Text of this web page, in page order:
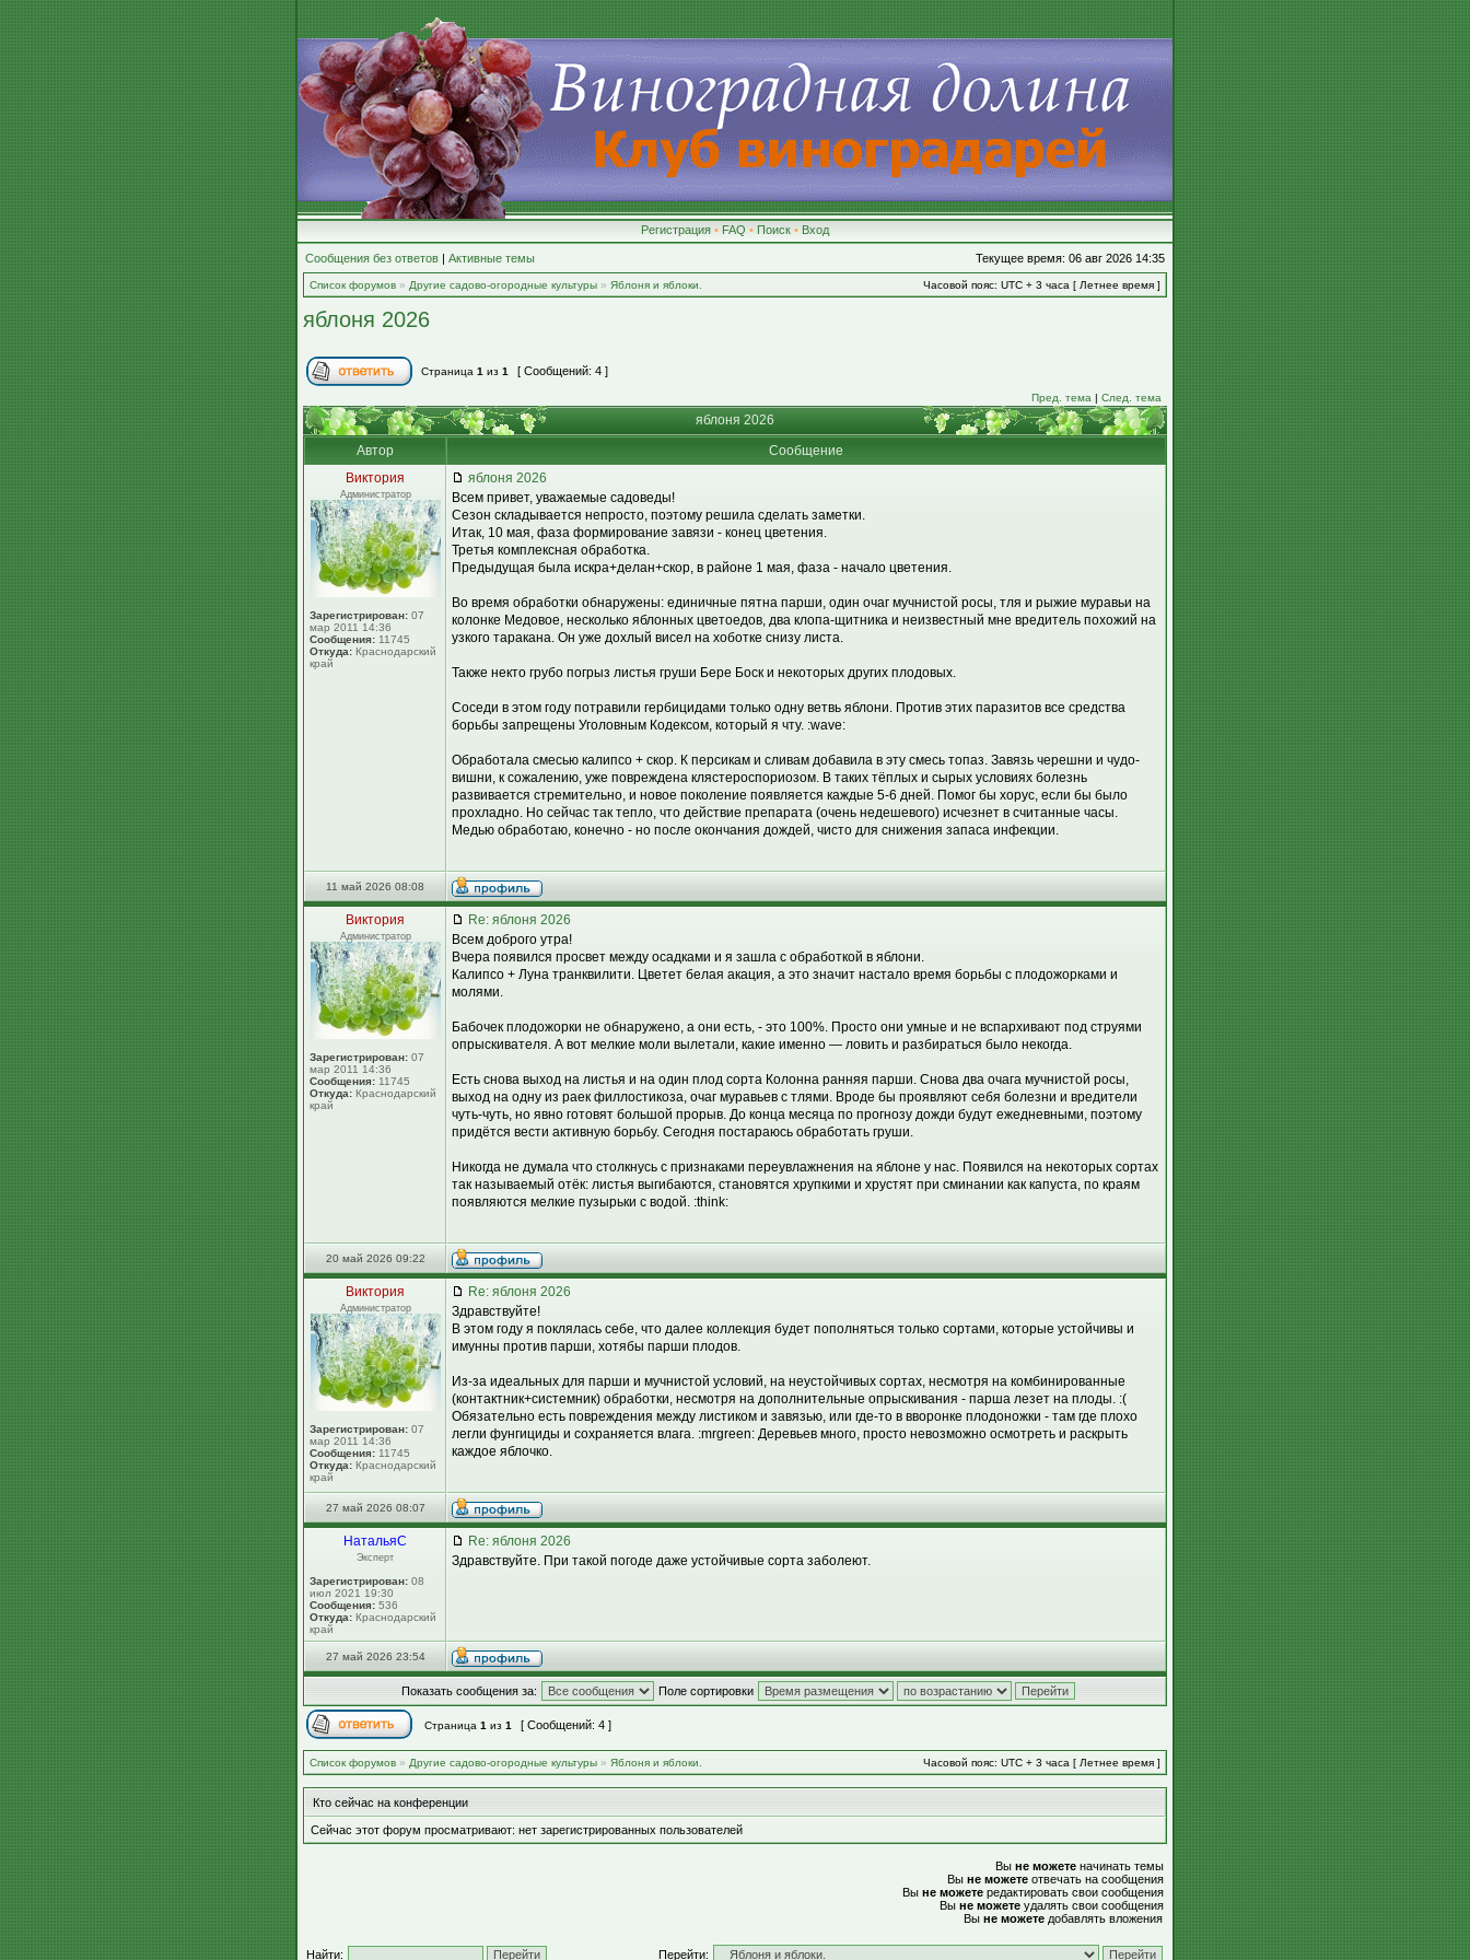
Регистрация • FAQ • Поиск • Вход
Сообщения без ответов | Активные темы Текущее время: 06 авг 2026 14:35
Список форумов » Другие садово-огородные культуры » Яблоня и яблоки. Часовой пояс: UTC + 3 часа [ Летнее время ]
яблоня 2026
Страница 1 из 1 [ Сообщений: 4 ]
Пред. тема | След. тема
яблоня 2026
Автор
Сообщение
Виктория
Администратор
Зарегистрирован: 07
мар 2011 14:36
Сообщения: 11745
Откуда: Краснодарский
край
яблоня 2026
Всем привет, уважаемые садоведы!
Сезон складывается непросто, поэтому решила сделать заметки.
Итак, 10 мая, фаза формирование завязи - конец цветения.
Третья комплексная обработка.
Предыдущая была искра+делан+скор, в районе 1 мая, фаза - начало цветения.
Во время обработки обнаружены: единичные пятна парши, один очаг мучнистой росы, тля и рыжие муравьи на
колонке Медовое, несколько яблонных цветоедов, два клопа-щитника и неизвестный мне вредитель похожий на
узкого таракана. Он уже дохлый висел на хоботке снизу листа.
Также некто грубо погрыз листья груши Бере Боск и некоторых других плодовых.
Соседи в этом году потравили гербицидами только одну ветвь яблони. Против этих паразитов все средства
борьбы запрещены Уголовным Кодексом, который я чту. :wave:
Обработала смесью калипсо + скор. К персикам и сливам добавила в эту смесь топаз. Завязь черешни и чудо-
вишни, к сожалению, уже повреждена клястероспориозом. В таких тёплых и сырых условиях болезнь
развивается стремительно, и новое поколение появляется каждые 5-6 дней. Помог бы хорус, если бы было
прохладно. Но сейчас так тепло, что действие препарата (очень недешевого) исчезнет в считанные часы.
Медью обработаю, конечно - но после окончания дождей, чисто для снижения запаса инфекции.
11 май 2026 08:08
Виктория
Администратор
Зарегистрирован: 07
мар 2011 14:36
Сообщения: 11745
Откуда: Краснодарский
край
Re: яблоня 2026
Всем доброго утра!
Вчера появился просвет между осадками и я зашла с обработкой в яблони.
Калипсо + Луна транквилити. Цветет белая акация, а это значит настало время борьбы с плодожорками и
молями.
Бабочек плодожорки не обнаружено, а они есть, - это 100%. Просто они умные и не вспархивают под струями
опрыскивателя. А вот мелкие моли вылетали, какие именно — ловить и разбираться было некогда.
Есть снова выход на листья и на один плод сорта Колонна ранняя парши. Снова два очага мучнистой росы,
выход на одну из раек филлостикоза, очаг муравьев с тлями. Вроде бы проявляют себя болезни и вредители
чуть-чуть, но явно готовят большой прорыв. До конца месяца по прогнозу дожди будут ежедневными, поэтому
придётся вести активную борьбу. Сегодня постараюсь обработать груши.
Никогда не думала что столкнусь с признаками переувлажнения на яблоне у нас. Появился на некоторых сортах
так называемый отёк: листья выгибаются, становятся хрупкими и хрустят при сминании как капуста, по краям
появляются мелкие пузырьки с водой. :think:
20 май 2026 09:22
Виктория
Администратор
Зарегистрирован: 07
мар 2011 14:36
Сообщения: 11745
Откуда: Краснодарский
край
Re: яблоня 2026
Здравствуйте!
В этом году я поклялась себе, что далее коллекция будет пополняться только сортами, которые устойчивы и
имунны против парши, хотябы парши плодов.
Из-за идеальных для парши и мучнистой условий, на неустойчивых сортах, несмотря на комбинированные
(контактник+системник) обработки, несмотря на дополнительные опрыскивания - парша лезет на плоды. :(
Обязательно есть повреждения между листиком и завязью, или где-то в вворонке плодоножки - там где плохо
легли фунгициды и сохраняется влага. :mrgreen: Деревьев много, просто невозможно осмотреть и раскрыть
каждое яблочко.
27 май 2026 08:07
НатальяС
Эксперт
Зарегистрирован: 08
июл 2021 19:30
Сообщения: 536
Откуда: Краснодарский
край
Re: яблоня 2026
Здравствуйте. При такой погоде даже устойчивые сорта заболеют.
27 май 2026 23:54
Показать сообщения за: Поле сортировки
Страница 1 из 1 [ Сообщений: 4 ]
Список форумов » Другие садово-огородные культуры » Яблоня и яблоки. Часовой пояс: UTC + 3 часа [ Летнее время ]
Кто сейчас на конференции
Сейчас этот форум просматривают: нет зарегистрированных пользователей
Вы не можете начинать темы
Вы не можете отвечать на сообщения
Вы не можете редактировать свои сообщения
Вы не можете удалять свои сообщения
Вы не можете добавлять вложения
Найти: Перейти: